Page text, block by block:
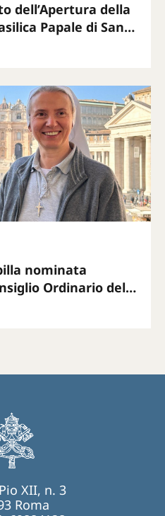
dell’Apertura della
Papale di San
ore 19.00 (ora di
nominata
Ordinario della
Sinodo
XII, n. 3
Roma